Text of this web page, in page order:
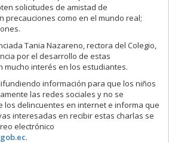
solicitudes de amistad de
precauciones como en el mundo real;
Tania Nazareno, rectora del Colegio,
por el desarrollo de estas
mucho interés en los estudiantes.
información para que los niños
las redes sociales y no se
los delincuentes en internet e informa que
interesadas en recibir estas charlas se
electrónico
.